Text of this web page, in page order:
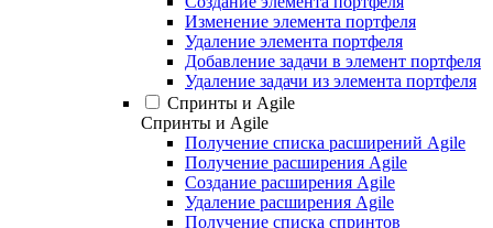
Изменение элемента портфеля
Удаление элемента портфеля
Добавление задачи в элемент портфеля
Удаление задачи из элемента портфеля
Спринты и Agile
Спринты и Agile
Получение списка расширений Agile
Получение расширения Agile
Создание расширения Agile
Удаление расширения Agile
Получение списка спринтов